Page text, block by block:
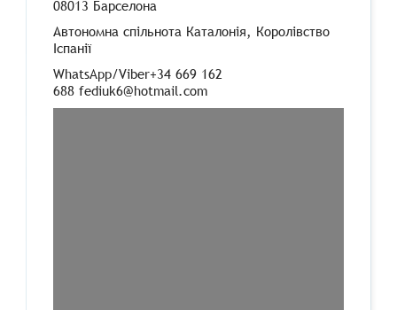
08013 Барселона
Автономна спільнота Каталонія, Королівство
Іспанії
WhatsApp/Viber+34 669 162
688 fediuk6@hotmail.com